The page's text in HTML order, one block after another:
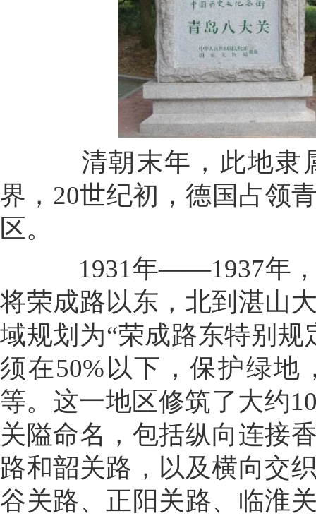
清朝末年，此地隶
界，20世纪初，德国占领
区。
1931年——1937年，
将荣成路以东，北到湛山
域规划为“荣成路东特别
须在50%以下，保护绿
等。这一地区修筑了大约
关隘命名，包括纵向连接
路和韶关路，以及横向交
谷关路、正阳关路、临淮